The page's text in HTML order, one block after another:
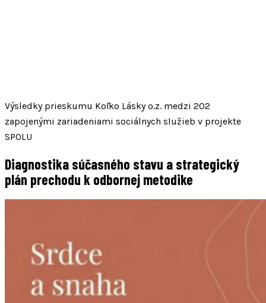
Výsledky prieskumu Koľko Lásky o.z. medzi 202
zapojenými zariadeniami sociálnych služieb v projekte
SPOLU
Diagnostika súčasného stavu a strategický
plán prechodu k odbornej metodike